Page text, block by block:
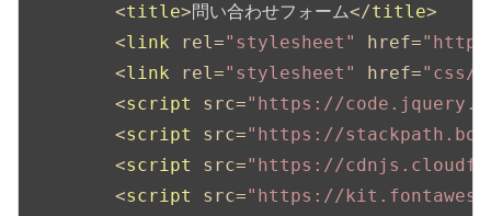
<title>問い合わせフォーム</title>
<link rel="stylesheet" href=
<link rel="stylesheet" href="css/
<script src="https://
<script src="https://
<script src="https://
<script src="https://